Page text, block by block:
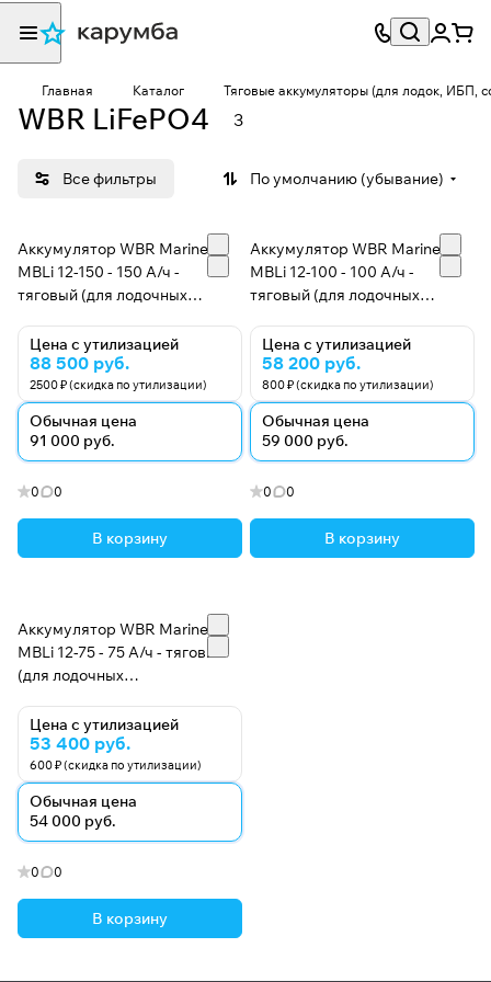
Главная Каталог Тяговые аккумуляторы (для лодок, ИБП,
WBR LiFePO4 3
Все фильтры По умолчанию (убывание)
Аккумулятор WBR Marine
MBLi 12-150 - 150 А/ч -
тяговый (для лодочных
Цена с утилизацией
88 500 руб.
2500 ₽ (скидка по утилизации)
Обычная цена
91 000 руб.
0 0
В корзину
Аккумулятор WBR Marine
MBLi 12-100 - 100 А/ч -
тяговый (для лодочных
Цена с утилизацией
58 200 руб.
800 ₽ (скидка по утилизации)
Обычная цена
59 000 руб.
0 0
В корзину
Аккумулятор WBR Marine
MBLi 12-75 - 75 А/ч - тяговый
(для лодочных
Цена с утилизацией
53 400 руб.
600 ₽ (скидка по утилизации)
Обычная цена
54 000 руб.
0 0
В корзину